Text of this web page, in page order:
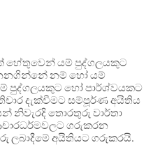
හේතුවෙන් යම් පුද්ගලයකුට
නම් හෝ යම්
පුද්ගලයකුට හෝ පාර්ශ්වයකට
දැක්වීමට සම්පූර්ණ අයිතිය
නිවැරදි තොරතුරු වාර්තා
ගරුකරන
ලබාදීමේ අයිතියට ගරුකරයි.